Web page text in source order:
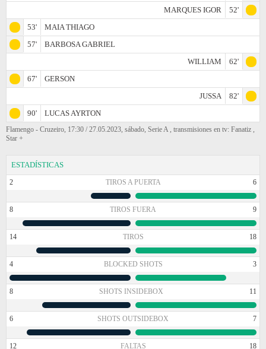
MARQUES IGOR
52'
53'
MAIA THIAGO
57'
BARBOSA GABRIEL
WILLIAM
62'
67'
GERSON
JUSSA
82'
90'
LUCAS AYRTON
Flamengo - Cruzeiro, 17:30 / 27.05.2023, sábado, Serie A , transmisiones en tv: Fanatiz ,
Star +
ESTADÍSTICAS
2 TIROS A PUERTA 6
8 TIROS FUERA 9
14 TIROS 18
4 BLOCKED SHOTS 3
8 SHOTS INSIDEBOX 11
6 SHOTS OUTSIDEBOX 7
12 FALTAS 18